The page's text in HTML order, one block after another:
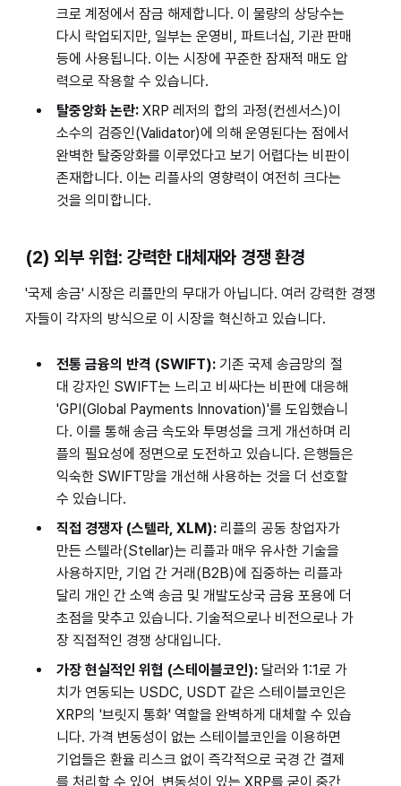
크로 계정에서 잠금 해제합니다. 이 물량의 상당수는
다시 락업되지만, 일부는 운영비, 파트너십, 기관 판매
등에 사용됩니다. 이는 시장에 꾸준한 잠재적 매도 압
력으로 작용할 수 있습니다.
탈중앙화 논란: XRP 레저의 합의 과정(컨센서스)이
소수의 검증인(Validator)에 의해 운영된다는 점에서
완벽한 탈중앙화를 이루었다고 보기 어렵다는 비판이
존재합니다. 이는 리플사의 영향력이 여전히 크다는
것을 의미합니다.
(2) 외부 위협: 강력한 대체재와 경쟁 환경
'국제 송금' 시장은 리플만의 무대가 아닙니다. 여러 강력한 경쟁
자들이 각자의 방식으로 이 시장을 혁신하고 있습니다.
전통 금융의 반격 (SWIFT): 기존 국제 송금망의 절
대 강자인 SWIFT는 느리고 비싸다는 비판에 대응해
'GPI(Global Payments Innovation)'를 도입했습니
다. 이를 통해 송금 속도와 투명성을 크게 개선하며 리
플의 필요성에 정면으로 도전하고 있습니다. 은행들은
익숙한 SWIFT망을 개선해 사용하는 것을 더 선호할
수 있습니다.
직접 경쟁자 (스텔라, XLM): 리플의 공동 창업자가
만든 스텔라(Stellar)는 리플과 매우 유사한 기술을
사용하지만, 기업 간 거래(B2B)에 집중하는 리플과
달리 개인 간 소액 송금 및 개발도상국 금융 포용에 더
초점을 맞추고 있습니다. 기술적으로나 비전으로나 가
장 직접적인 경쟁 상대입니다.
가장 현실적인 위협 (스테이블코인): 달러와 1:1로 가
치가 연동되는 USDC, USDT 같은 스테이블코인은
XRP의 '브릿지 통화' 역할을 완벽하게 대체할 수 있습
니다. 가격 변동성이 없는 스테이블코인을 이용하면
기업들은 환율 리스크 없이 즉각적으로 국경 간 결제
를 처리할 수 있어, 변동성이 있는 XRP를 굳이 중간